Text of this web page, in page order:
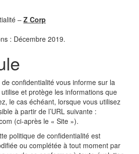
– Z Corp
: Décembre 2019.
confidentialité vous informe sur la
et protège les informations que
le cas échéant, lorsque vous utilisez
à partir de l’URL suivante :
(ci-après le « Site »).
politique de confidentialité est
ou complétée à tout moment par